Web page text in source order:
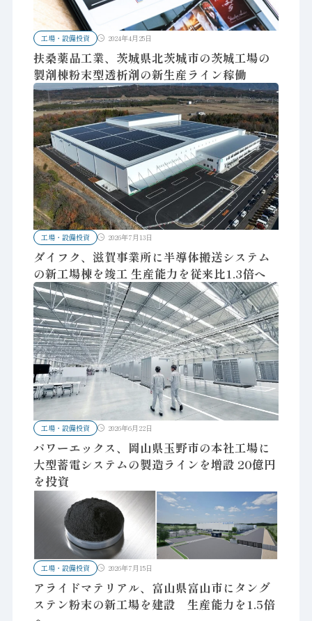
工場・設備投資 2024年4月25日
扶桑薬品工業、茨城県北茨城市の茨城工場の
製剤棟粉末型透析剤の新生産ライン稼働
工場・設備投資 2026年7月13日
ダイフク、滋賀事業所に半導体搬送システム
の新工場棟を竣工 生産能力を従来比1.3倍へ
工場・設備投資 2026年6月22日
パワーエックス、岡山県玉野市の本社工場に
大型蓄電システムの製造ラインを増設 20億円
を投資
工場・設備投資 2026年7月15日
アライドマテリアル、富山県富山市にタング
ステン粉末の新工場を建設 生産能力を1.5倍